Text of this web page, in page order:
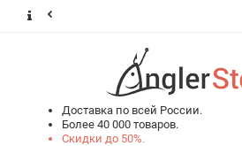
Доставка по всей России.
Более 40 000 товаров.
Скидки до 50%.